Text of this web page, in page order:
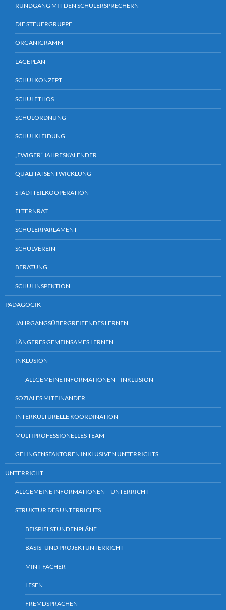
RUNDGANG MIT DEN SCHÜLERSPRECHERN
DIE STEUERGRUPPE
ORGANIGRAMM
LAGEPLAN
SCHULKONZEPT
SCHULETHOS
SCHULORDNUNG
SCHULKLEIDUNG
„EWIGER“ JAHRESKALENDER
QUALITÄTSENTWICKLUNG
STADTTEILKOOPERATION
ELTERNRAT
SCHÜLERPARLAMENT
SCHULVEREIN
BERATUNG
SCHULINSPEKTION
PÄDAGOGIK
JAHRGANGSÜBERGREIFENDES LERNEN
LÄNGERES GEMEINSAMES LERNEN
INKLUSION
ALLGEMEINE INFORMATIONEN – INKLUSION
SOZIALES MITEINANDER
INTERKULTURELLE KOORDINATION
MULTIPROFESSIONELLES TEAM
GELINGENSFAKTOREN INKLUSIVEN UNTERRICHTS
UNTERRICHT
ALLGEMEINE INFORMATIONEN – UNTERRICHT
STRUKTUR DES UNTERRICHTS
BEISPIELSTUNDENPLÄNE
BASIS- UND PROJEKTUNTERRICHT
MINT-FÄCHER
LESEN
FREMDSPRACHEN